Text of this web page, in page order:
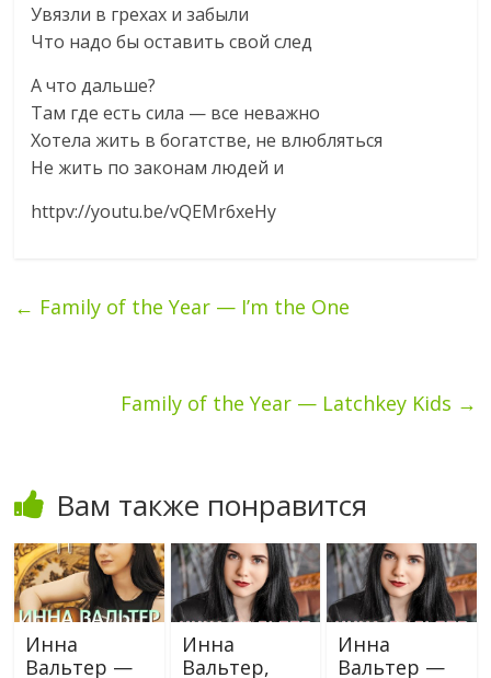
Увязли в грехах и забыли
Что надо бы оставить свой след
А что дальше?
Там где есть сила — все неважно
Хотела жить в богатстве, не влюбляться
Не жить по законам людей и
httpv://youtu.be/vQEMr6xeHy
← Family of the Year — I’m the One
Family of the Year — Latchkey Kids →
Вам также понравится
Инна
Вальтер —
Инна
Вальтер,
Инна
Вальтер —